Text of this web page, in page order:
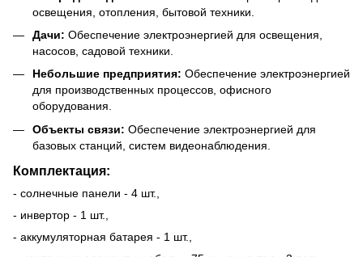
освещения, отопления, бытовой техники.
Дачи: Обеспечение электроэнергией для освещения,
насосов, садовой техники.
Небольшие предприятия: Обеспечение электроэнергией
для производственных процессов, офисного
оборудования.
Объекты связи: Обеспечение электроэнергией для
базовых станций, систем видеонаблюдения.
Комплектация:
- cолнечные панели - 4 шт.,
- инвертор - 1 шт.,
- аккумуляторная батарея - 1 шт.,